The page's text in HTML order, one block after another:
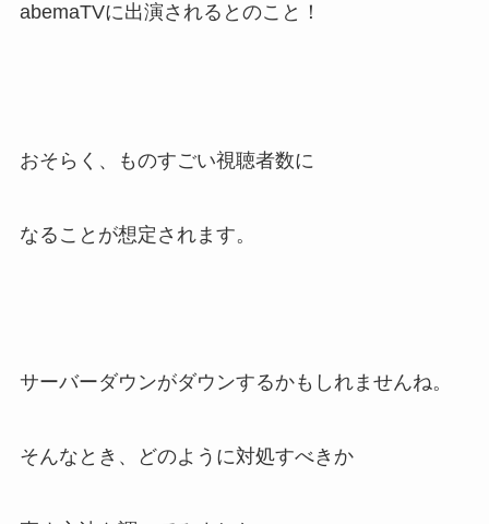
abemaTVに出演されるとのこと！
おそらく、ものすごい視聴者数に
なることが想定されます。
サーバーダウンがダウンするかもしれませんね。
そんなとき、どのように対処すべきか